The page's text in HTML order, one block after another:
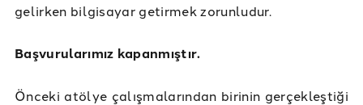
gelirken bilgisayar getirmek zorunludur.
Başvurularımız kapanmıştır.
Önceki atölye çalışmalarından birinin gerçekleştiği